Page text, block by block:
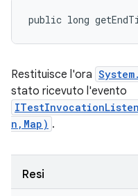
public long
Restituisce l'ora
stato ricevuto l'evento
n,Map) .
Resi